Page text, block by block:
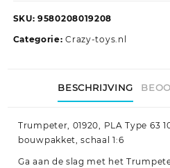
SKU: 9580208019208
Categorie:Crazy-toys.nl
BESCHRIJVING
Trumpeter, 01920, PLA Type 63
bouwpakket, schaal 1:6
Ga aan de slag met het